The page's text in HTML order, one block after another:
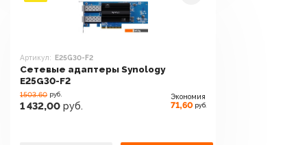
Артикул: E25G30-F2
Сетевые адаптеры Synology
E25G30-F2
1503.60 руб.
1 432,00 руб.
Экономия
71,60 руб.